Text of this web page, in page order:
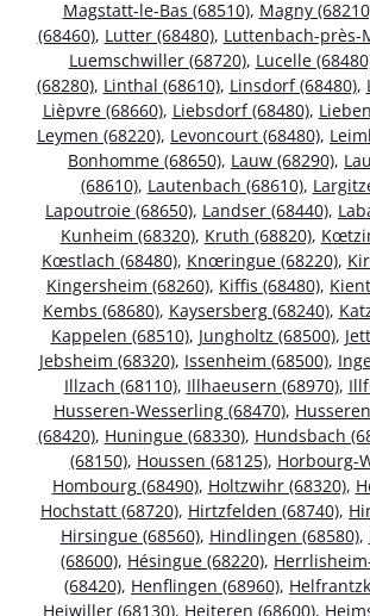
Magstatt-le-Bas (68510), Magny
(68460), Lutter (68480), Luttenbach-près-
Luemschwiller (68720), Lucelle
(68280), Linthal (68610), Linsdorf (68480),
Lièpvre (68660), Liebsdorf (68480),
Leymen (68220), Levoncourt (68480),
Bonhomme (68650), Lauw (68290),
(68610), Lautenbach (68610),
Lapoutroie (68650), Landser (68440),
Kunheim (68320), Kruth (68820),
Kœstlach (68480), Knœringue (68220),
Kingersheim (68260), Kiffis (68480),
Kembs (68680), Kaysersberg (68240),
Kappelen (68510), Jungholtz (68500),
Jebsheim (68320), Issenheim (68500),
Illzach (68110), Illhaeusern (68970),
Husseren-Wesserling (68470),
(68420), Huningue (68330), Hundsbach
(68150), Houssen (68125), Horbourg-
Hombourg (68490), Holtzwihr (68320),
Hochstatt (68720), Hirtzfelden (68740),
Hirsingue (68560), Hindlingen (68580),
(68600), Hésingue (68220),
(68420), Henflingen (68960),
Heiwiller (68130), Heiteren (68600),